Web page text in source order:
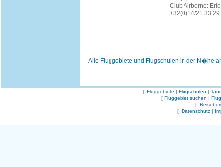
Club Airborne:
+32(0)14/21 33 29
Alle Fluggebiete und Flugschulen in der N�he
[ Fluggebiete | Flugschulen |
[ Fluggebiet suchen |
[
[ Datenschutz |